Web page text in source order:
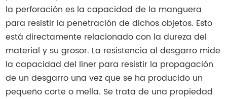
la perforación es la capacidad de la manguera
para resistir la penetración de dichos objetos. Esto
está directamente relacionado con la dureza del
material y su grosor. La resistencia al desgarro mide
la capacidad del liner para resistir la propagación
de un desgarro una vez que se ha producido un
pequeño corte o mella. Se trata de una propiedad